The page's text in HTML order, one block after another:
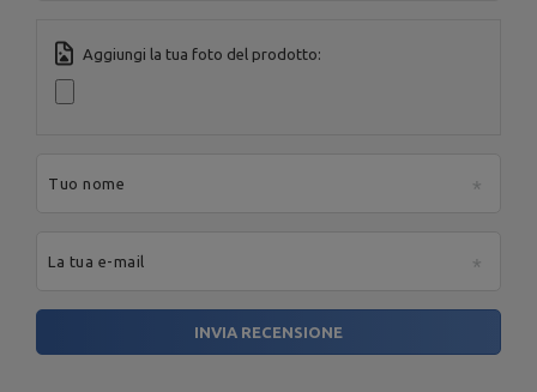
Aggiungi la tua foto del prodotto:
Tuo nome
La tua e-mail
INVIA RECENSIONE